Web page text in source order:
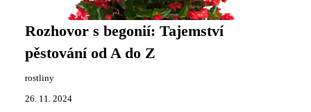
Rozhovor s begonií: Tajemství
pěstování od A do Z
rostliny
26. 11. 2024